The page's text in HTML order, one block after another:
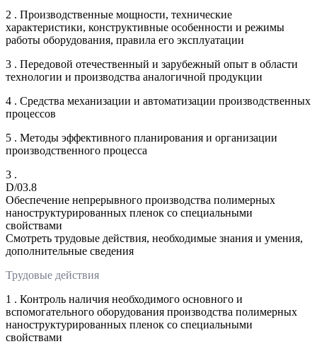
2 . Производственные мощности, технические
характеристики, конструктивные особенности и режимы
работы оборудования, правила его эксплуатации
3 . Передовой отечественный и зарубежный опыт в области
технологии и производства аналогичной продукции
4 . Средства механизации и автоматизации производственных
процессов
5 . Методы эффективного планирования и организации
производственного процесса
3 .
D/03.8
Обеспечение непрерывного производства полимерных
наноструктурированных пленок со специальными
свойствами
Смотреть трудовые действия, необходимые знания и умения,
дополнительные сведения
Трудовые действия
1 . Контроль наличия необходимого основного и
вспомогательного оборудования производства полимерных
наноструктурированных пленок со специальными
свойствами